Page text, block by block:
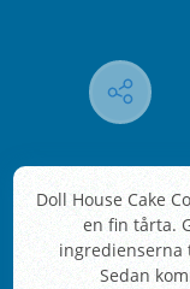
Doll House Cake
en fin tårta.
ingredienserna
Sedan